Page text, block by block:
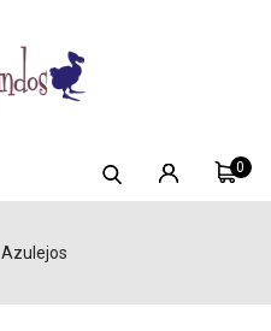
0
Azulejos